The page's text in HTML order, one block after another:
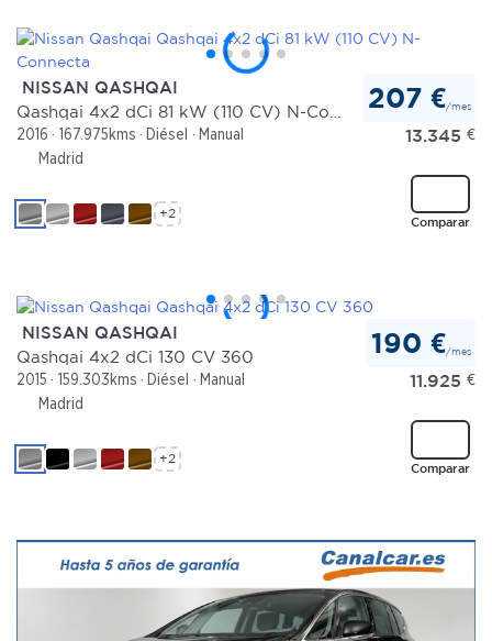
NISSAN QASHQAI
2016 167.975kms Diésel
Manual
Madrid
207 €/mes
13.345 €
Comparar
+2
NISSAN QASHQAI
Qashqai 4x2 dCi 130 CV 360
2015 159.303kms Diésel
Manual
Madrid
190 €/mes
11.925 €
Comparar
+2